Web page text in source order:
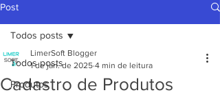
Post
Todos posts
Produtos
Todos posts
Cadastro de Produtos
LimerSoft Blogger
1 de jan. de 2025 4 min de leitura